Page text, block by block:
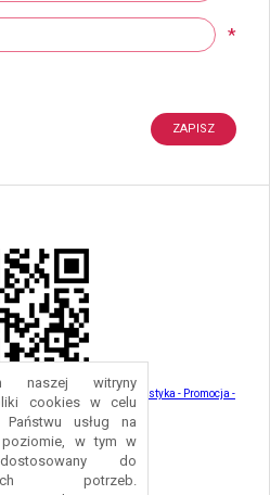
naszej witryny
cookies w celu
Państwu usług na
poziomie, w tym w
do
potrzeb.
*
z turystyką - kliknij tu:Turystyka - Promocja -
- Gmina Nowa Ruda